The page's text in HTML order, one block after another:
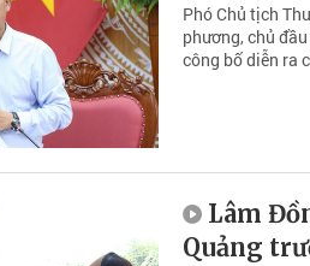
Phó Chủ tịch
phương, chủ
công bố diễn ra
Lâm
Quảng